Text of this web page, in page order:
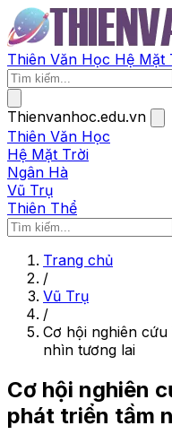
Thiên Văn Học Hệ Mặt
Thienvanhoc.edu.vn
Thiên Văn Học
Hệ Mặt Trời
Ngân Hà
Vũ Trụ
Thiên Thể
Trang chủ
/
Vũ Trụ
/
Cơ hội nghiên
nhìn tương lai
Cơ hội nghiên
phát triển tầm